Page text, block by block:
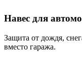
Навес для
Защита от дождя,
вместо гаража.